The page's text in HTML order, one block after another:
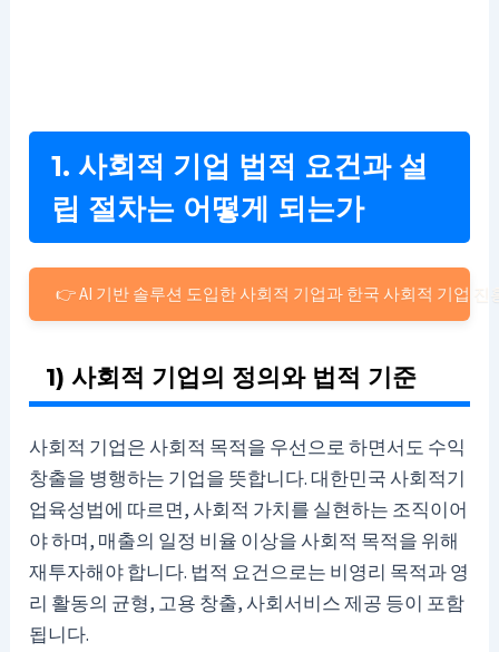
1. 사회적 기업 법적 요건과 설
립 절차는 어떻게 되는가
👉 AI 기반 솔루션 도입한 사회적 기업과 한국 사회적 기업 진
1) 사회적 기업의 정의와 법적 기준
사회적 기업은 사회적 목적을 우선으로 하면서도 수익
창출을 병행하는 기업을 뜻합니다. 대한민국 사회적기
업육성법에 따르면, 사회적 가치를 실현하는 조직이어
야 하며, 매출의 일정 비율 이상을 사회적 목적을 위해
재투자해야 합니다. 법적 요건으로는 비영리 목적과 영
리 활동의 균형, 고용 창출, 사회서비스 제공 등이 포함
됩니다.